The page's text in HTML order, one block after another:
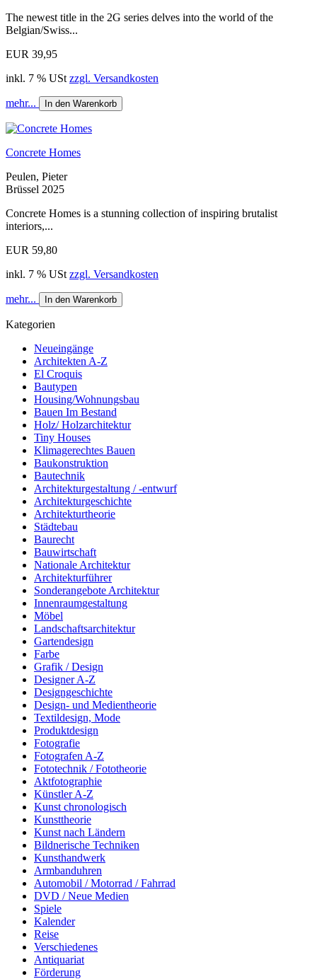
The newest title in the 2G series delves into the world of the
Belgian/Swiss...
EUR 39,95
inkl. 7 % USt zzgl. Versandkosten
mehr... In den Warenkorb
Concrete Homes
Peulen, Pieter
Brüssel 2025
Concrete Homes is a stunning collection of inspiring brutalist
interiors,...
EUR 59,80
inkl. 7 % USt zzgl. Versandkosten
mehr... In den Warenkorb
Kategorien
Neueingänge
Architekten A-Z
El Croquis
Bautypen
Housing/Wohnungsbau
Bauen Im Bestand
Holz/ Holzarchitektur
Tiny Houses
Klimagerechtes Bauen
Baukonstruktion
Bautechnik
Architekturgestaltung / -entwurf
Architekturgeschichte
Architekturtheorie
Städtebau
Baurecht
Bauwirtschaft
Nationale Architektur
Architekturführer
Sonderangebote Architektur
Innenraumgestaltung
Möbel
Landschaftsarchitektur
Gartendesign
Farbe
Grafik / Design
Designer A-Z
Designgeschichte
Design- und Medientheorie
Textildesign, Mode
Produktdesign
Fotografie
Fotografen A-Z
Fototechnik / Fototheorie
Aktfotographie
Künstler A-Z
Kunst chronologisch
Kunsttheorie
Kunst nach Ländern
Bildnerische Techniken
Kunsthandwerk
Armbanduhren
Automobil / Motorrad / Fahrrad
DVD / Neue Medien
Spiele
Kalender
Reise
Verschiedenes
Antiquariat
Förderung